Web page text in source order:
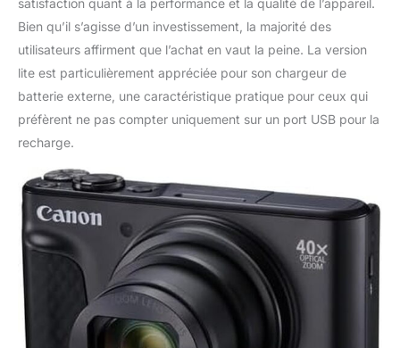
satisfaction quant à la performance et la qualité de l’appareil.
Bien qu’il s’agisse d’un investissement, la majorité des
utilisateurs affirment que l’achat en vaut la peine. La version
lite est particulièrement appréciée pour son chargeur de
batterie externe, une caractéristique pratique pour ceux qui
préfèrent ne pas compter uniquement sur un port USB pour la
recharge.